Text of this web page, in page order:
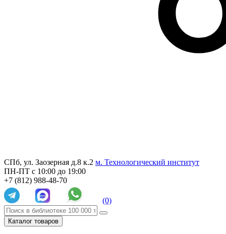
СПб, ул. Заозерная д.8 к.2 м. Технологический институт
ПН-ПТ с 10:00 до 19:00
+7 (812) 988-48-70
(0)
Каталог товаров